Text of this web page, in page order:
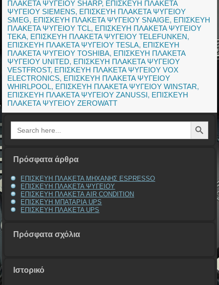
ΠΛΑΚΕΤΑ ΨΥΓΕΙΟΥ SHARP, ΕΠΙΣΚΕΥΗ ΠΛΑΚΕΤΑ
ΨΥΓΕΙΟΥ SIEMENS, ΕΠΙΣΚΕΥΗ ΠΛΑΚΕΤΑ ΨΥΓΕΙΟΥ
SMEG, ΕΠΙΣΚΕΥΗ ΠΛΑΚΕΤΑ ΨΥΓΕΙΟΥ SNAIGE, ΕΠΙΣΚΕΥΗ
ΠΛΑΚΕΤΑ ΨΥΓΕΙΟΥ TCL, ΕΠΙΣΚΕΥΗ ΠΛΑΚΕΤΑ ΨΥΓΕΙΟΥ
TEKA, ΕΠΙΣΚΕΥΗ ΠΛΑΚΕΤΑ ΨΥΓΕΙΟΥ TELEFUNKEN,
ΕΠΙΣΚΕΥΗ ΠΛΑΚΕΤΑ ΨΥΓΕΙΟΥ TESLA, ΕΠΙΣΚΕΥΗ
ΠΛΑΚΕΤΑ ΨΥΓΕΙΟΥ TOSHIBA, ΕΠΙΣΚΕΥΗ ΠΛΑΚΕΤΑ
ΨΥΓΕΙΟΥ UNITED, ΕΠΙΣΚΕΥΗ ΠΛΑΚΕΤΑ ΨΥΓΕΙΟΥ
VESTFROST, ΕΠΙΣΚΕΥΗ ΠΛΑΚΕΤΑ ΨΥΓΕΙΟΥ VOX
ELECTRONICS, ΕΠΙΣΚΕΥΗ ΠΛΑΚΕΤΑ ΨΥΓΕΙΟΥ
WHIRLPOOL, ΕΠΙΣΚΕΥΗ ΠΛΑΚΕΤΑ ΨΥΓΕΙΟΥ WINSTAR,
ΕΠΙΣΚΕΥΗ ΠΛΑΚΕΤΑ ΨΥΓΕΙΟΥ ZANUSSI, ΕΠΙΣΚΕΥΗ
ΠΛΑΚΕΤΑ ΨΥΓΕΙΟΥ ZEROWATT
Search
for:
Search Button
Πρόσφατα άρθρα
ΕΠΙΣΚΕΥΗ ΠΛΑΚΕΤΑ ΜΗΧΑΝΗΣ ESPRESSO
ΕΠΙΣΚΕΥΗ ΠΛΑΚΕΤΑ ΨΥΓΕΙΟΥ
ΕΠΙΣΚΕΥΗ ΠΛΑΚΕΤΑ AIR CONDITION
ΕΠΙΣΚΕΥΗ ΜΠΑΤΑΡΙΑ UPS
ΕΠΙΣΚΕΥΗ ΠΛΑΚΕΤΑ UPS
Πρόσφατα σχόλια
Ιστορικό